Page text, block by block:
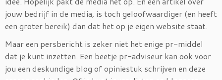
jouw bedrijf in de media, is toch geloofwaardiger (en heeft
een groter bereik) dan dat het op je eigen website staat.
Maar een persbericht is zeker niet het enige pr-middel
dat je kunt inzetten. Een beetje pr-adviseur kan ook voor
jou een deskundige blog of opiniestuk schrijven en deze